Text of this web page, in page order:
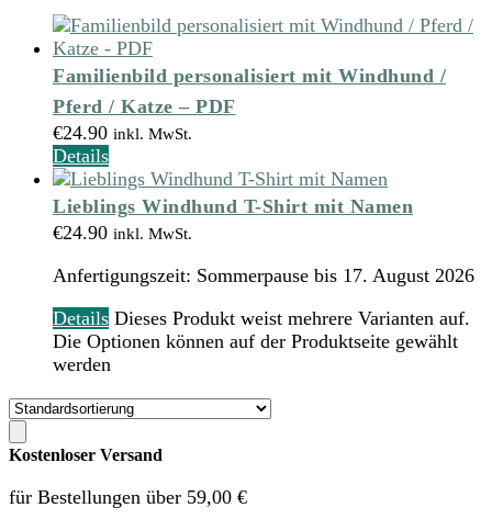
Familienbild personalisiert mit Windhund /
Pferd / Katze – PDF
€24.90 inkl. MwSt.
Details
Lieblings Windhund T-Shirt mit Namen
€24.90 inkl. MwSt.
Anfertigungszeit: Sommerpause bis 17. August 2026
Details Dieses Produkt weist mehrere Varianten auf.
Die Optionen können auf der Produktseite gewählt
werden
Kostenloser Versand
für Bestellungen über 59,00 €